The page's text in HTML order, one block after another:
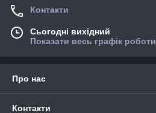
Контакти
Сьогодні вихідний
Показати весь графік роботи
Про нас
Контакти